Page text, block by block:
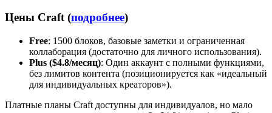
Цены Craft (подробнее)
Free: 1500 блоков, базовые заметки и ограниченная
коллаборация (достаточно для личного использования).
Plus ($4.8/месяц): Один аккаунт с полными функциями,
без лимитов контента (позиционируется как «идеальный
для индивидуальных креаторов»).
Платные планы Craft доступны для индивидуалов, но мало